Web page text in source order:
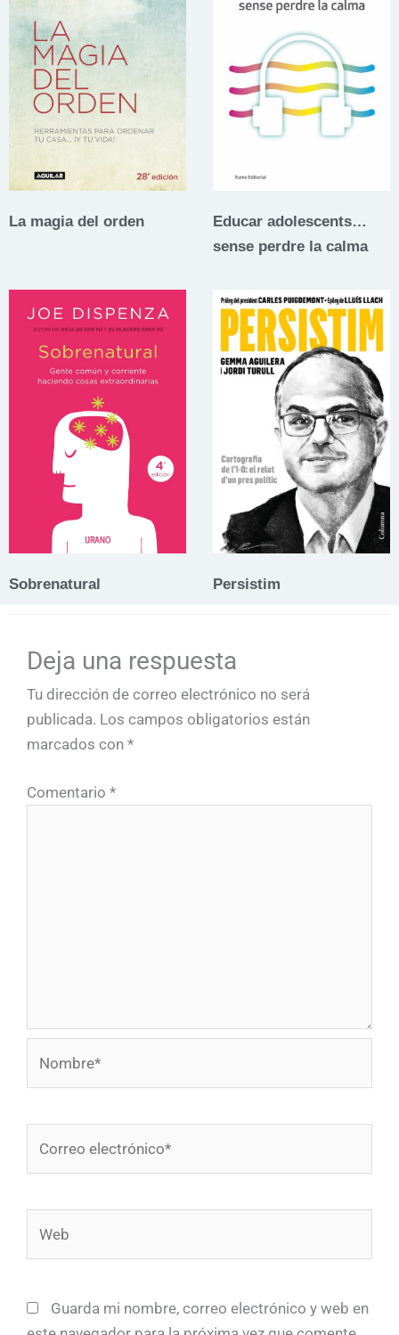
La magia del orden
Educar adolescents…
sense perdre la calma
Sobrenatural Persistim
Deja una respuesta
Tu dirección de correo electrónico no será
publicada. Los campos obligatorios están
marcados con *
Comentario *
electrónico*
Guarda mi nombre, correo electrónico y web en